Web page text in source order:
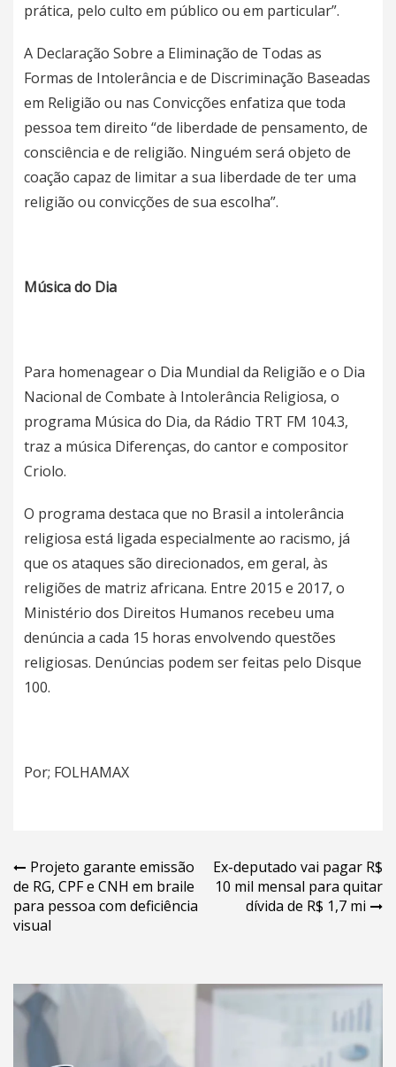
prática, pelo culto em público ou em particular”.
A Declaração Sobre a Eliminação de Todas as
Formas de Intolerância e de Discriminação Baseadas
em Religião ou nas Convicções enfatiza que toda
pessoa tem direito “de liberdade de pensamento, de
consciência e de religião. Ninguém será objeto de
coação capaz de limitar a sua liberdade de ter uma
religião ou convicções de sua escolha”.
Música do Dia
Para homenagear o Dia Mundial da Religião e o Dia
Nacional de Combate à Intolerância Religiosa, o
programa Música do Dia, da Rádio TRT FM 104.3,
traz a música Diferenças, do cantor e compositor
Criolo.
O programa destaca que no Brasil a intolerância
religiosa está ligada especialmente ao racismo, já
que os ataques são direcionados, em geral, às
religiões de matriz africana. Entre 2015 e 2017, o
Ministério dos Direitos Humanos recebeu uma
denúncia a cada 15 horas envolvendo questões
religiosas. Denúncias podem ser feitas pelo Disque
100.
Por; FOLHAMAX
Navegação
de
Post
Projeto garante emissão
de RG, CPF e CNH em braile
para pessoa com deficiência
visual
Ex-deputado vai pagar R$
10 mil mensal para quitar
dívida de R$ 1,7 mi